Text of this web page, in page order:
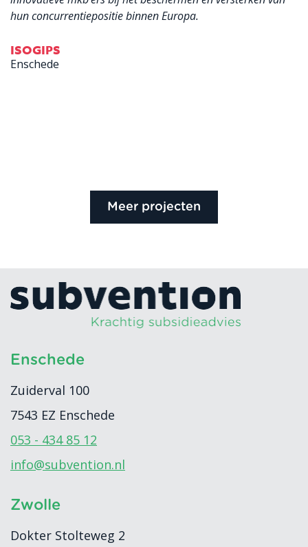
hun concurrentiepositie binnen Europa.
ISOGIPS
Enschede
Meer projecten
Enschede
Zuiderval 100
7543 EZ Enschede
053 - 434 85 12
info@subvention.nl
Zwolle
Dokter Stolteweg 2